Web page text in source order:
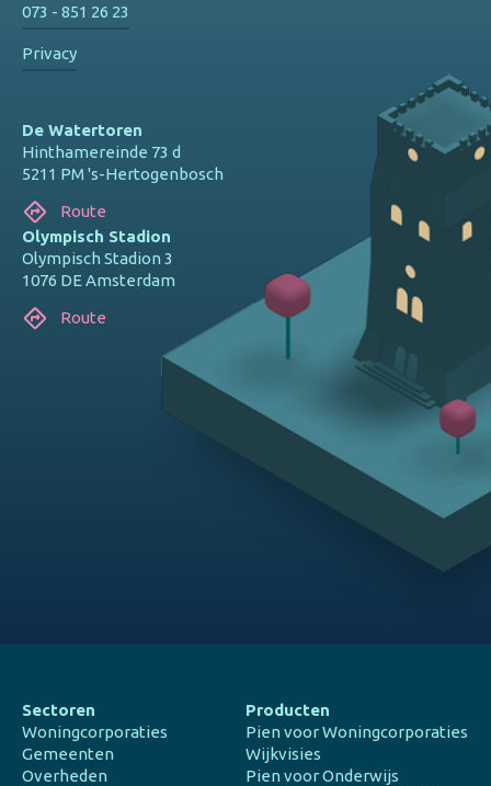
073 - 851 26 23
Privacy
De Watertoren
Hinthamereinde 73 d
5211 PM 's-Hertogenbosch
Route
Olympisch Stadion
Olympisch Stadion 3
1076 DE Amsterdam
Route
Sectoren
Woningcorporaties
Gemeenten
Overheden
Producten
Pien voor Woningcorporaties
Wijkvisies
Pien voor Onderwijs